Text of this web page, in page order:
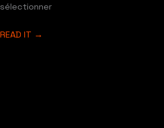
sélectionner
READ IT →